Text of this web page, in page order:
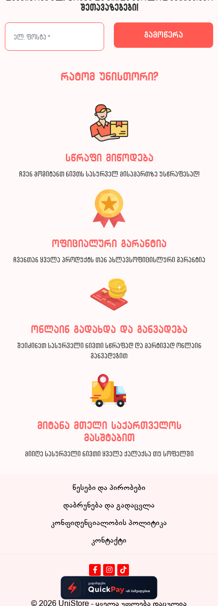
შეთავაზებები!
რატომ უნისთორი?
სწრაფი მიწოდება
ჩვენ მოგიტანთ ნივთს სასურველ მისამართზე უსწრაფესად!
ოფიციალური გარანტია
ჩვენთან ყველა პროდუქტს თან ახლავსოფიცისლური გარანტია
ონლაინ გადახდა და განვადება
შეიძინეთ სასურველი ნივთი სწრაფად და მარტივად ონლაინ
განვადებით
მიტანა მთელი საქართველოს
მასშტაბით
მიიღე სასურველი ნივთი ყველა ქალაქსა თუ სოფელში
წესები და პირობები
დაბრუნება და გადაცვლა
კონფიდენციალობის პოლიტიკა
კონტაქტი
© 2026 UniStore- ყველა უფლება დაცულია